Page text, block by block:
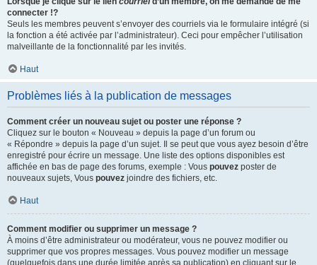
connecter !?
Seuls les membres peuvent s’envoyer des courriels via le formulaire intégré (si
la fonction a été activée par l’administrateur). Ceci pour empêcher l’utilisation
malveillante de la fonctionnalité par les invités.
Haut
Problèmes liés à la publication de messages
Comment créer un nouveau sujet ou poster une réponse ?
Cliquez sur le bouton « Nouveau » depuis la page d’un forum ou
« Répondre » depuis la page d’un sujet. Il se peut que vous ayez besoin d’être
enregistré pour écrire un message. Une liste des options disponibles est
affichée en bas de page des forums, exemple : Vous pouvez poster de
nouveaux sujets, Vous pouvez joindre des fichiers, etc.
Haut
Comment modifier ou supprimer un message ?
À moins d’être administrateur ou modérateur, vous ne pouvez modifier ou
supprimer que vos propres messages. Vous pouvez modifier un message
(quelquefois dans une durée limitée après sa publication) en cliquant sur le